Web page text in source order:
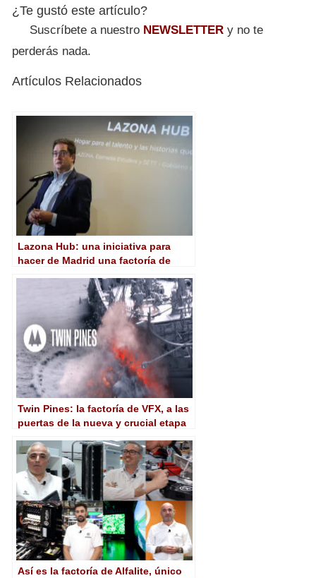
¿Te gustó este artículo?
Suscríbete a nuestro NEWSLETTER y no te
perderás nada.
Artículos Relacionados
Lazona Hub: una iniciativa para
hacer de Madrid una factoría de
Twin Pines: la factoría de VFX, a las
puertas de la nueva y crucial etapa
Así es la factoría de Alfalite, único